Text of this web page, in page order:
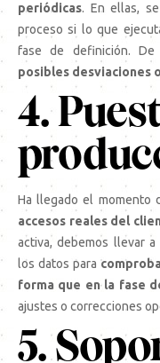
periódicas. En ellas,
proceso si lo que
fase de definición. De
posibles desviaciones
4.
Ha llegado el momento
accesos reales del
activa, debemos llevar
los datos para
forma que en la fase
ajustes o correcciones
5.